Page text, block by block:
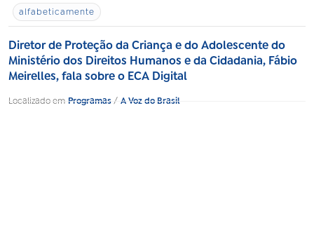
alfabeticamente
Diretor de Proteção da Criança e do Adolescente do
Ministério dos Direitos Humanos e da Cidadania, Fábio
Meirelles, fala sobre o ECA Digital
Localizado em Programas/ A Voz do Brasil